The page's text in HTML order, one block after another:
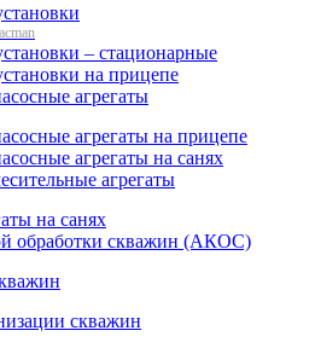
– стационарные
на прицепе
агрегаты
агрегаты на прицепе
агрегаты на санях
агрегаты
на санях
обработки скважин (АКОС)
скважин